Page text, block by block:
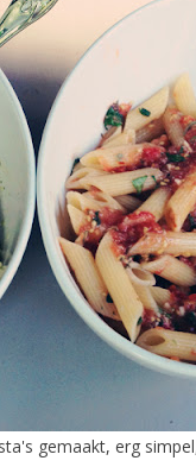
gemaakt, erg